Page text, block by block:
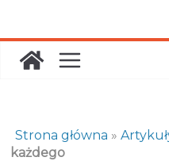
content
Strona główna »
każdego